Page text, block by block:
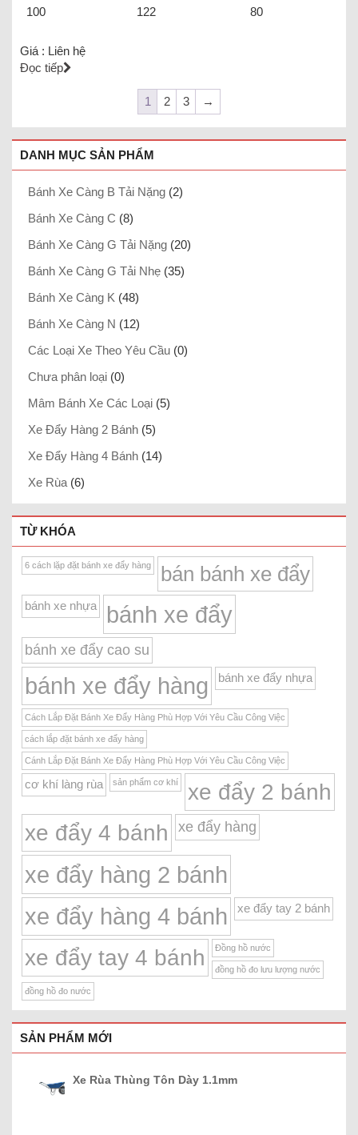
100 122 80
Giá : Liên hệ
Đọc tiếp
1 2 3 →
DANH MỤC SẢN PHẨM
Bánh Xe Càng B Tải Nặng (2)
Bánh Xe Càng C (8)
Bánh Xe Càng G Tải Nặng (20)
Bánh Xe Càng G Tải Nhẹ (35)
Bánh Xe Càng K (48)
Bánh Xe Càng N (12)
Các Loại Xe Theo Yêu Cầu (0)
Chưa phân loại (0)
Mâm Bánh Xe Các Loại (5)
Xe Đẩy Hàng 2 Bánh (5)
Xe Đẩy Hàng 4 Bánh (14)
Xe Rùa (6)
TỪ KHÓA
6 cách lặp đặt bánh xe đẩy hàng bán bánh xe đẩy
bánh xe nhựa bánh xe đẩy
bánh xe đẩy cao su
bánh xe đẩy hàng bánh xe đẩy nhựa
Cách Lắp Đặt Bánh Xe Đẩy Hàng Phù Hợp Với Yêu Cầu Công Việc
cách lắp đặt bánh xe đẩy hàng
Cánh Lắp Đặt Bánh Xe Đẩy Hàng Phù Hợp Với Yêu Cầu Công Việc
cơ khí làng rùa sản phẩm cơ khí
xe đẩy 2 bánh
xe đẩy 4 bánh
xe đẩy hàng
xe đẩy hàng 2 bánh
xe đẩy hàng 4 bánh xe đẩy tay 2 bánh
xe đẩy tay 4 bánh Đồng hồ nước
đồng hồ đo lưu lượng nước
đồng hồ đo nước
SẢN PHẨM MỚI
Xe Rùa Thùng Tôn Dày 1.1mm